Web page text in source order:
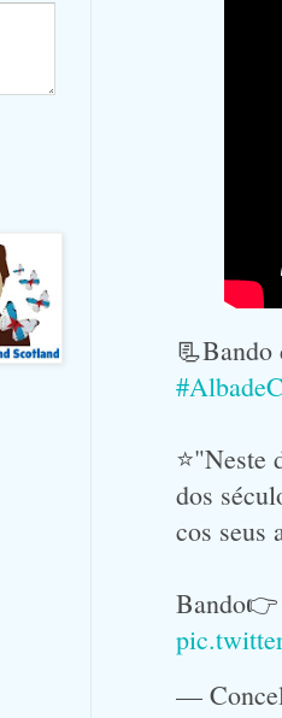
📃Bando
⭐️"Neste
dos
cos seus
—